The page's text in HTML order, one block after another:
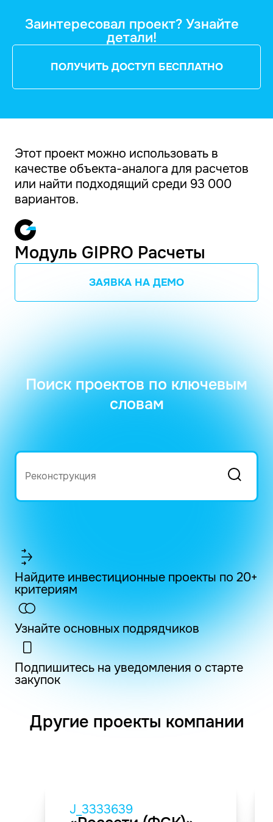
Заинтересовал проект? Узнайте
детали!
ПОЛУЧИТЬ ДОСТУП БЕСПЛАТНО
Этот проект можно использовать в
качестве объекта-аналога для расчетов
или найти подходящий среди 93 000
вариантов.
Модуль GIPRO Расчеты
ЗАЯВКА НА ДЕМО
Поиск проектов по ключевым
словам
Найдите инвестиционные проекты по 20+
критериям
Узнайте основных подрядчиков
Подпишитесь на уведомления о старте
закупок
Другие проекты компании
J_3333639